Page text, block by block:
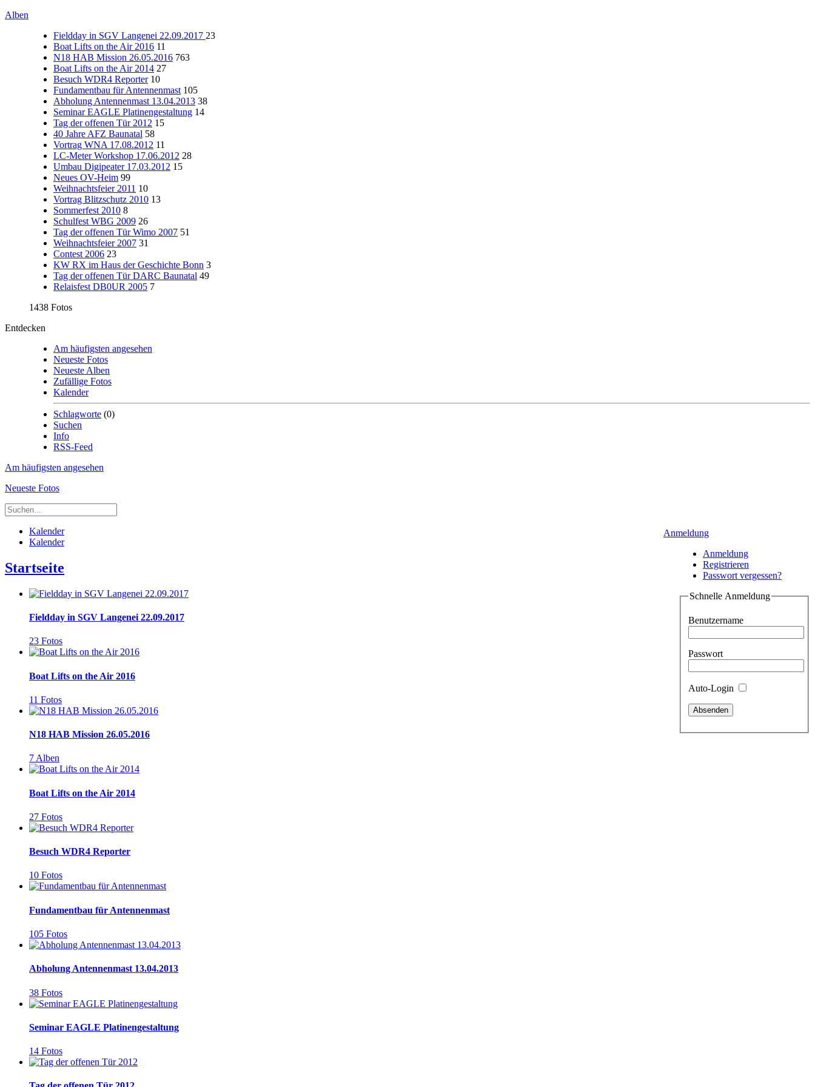
Alben
Fieldday in SGV Langenei 22.09.2017 23
Boat Lifts on the Air 2016 11
N18 HAB Mission 26.05.2016 763
Boat Lifts on the Air 2014 27
Besuch WDR4 Reporter 10
Fundamentbau für Antennenmast 105
Abholung Antennenmast 13.04.2013 38
Seminar EAGLE Platinengestaltung 14
Tag der offenen Tür 2012 15
40 Jahre AFZ Baunatal 58
Vortrag WNA 17.08.2012 11
LC-Meter Workshop 17.06.2012 28
Umbau Digipeater 17.03.2012 15
Neues OV-Heim 99
Weihnachtsfeier 2011 10
Vortrag Blitzschutz 2010 13
Sommerfest 2010 8
Schulfest WBG 2009 26
Tag der offenen Tür Wimo 2007 51
Weihnachtsfeier 2007 31
Contest 2006 23
KW RX im Haus der Geschichte Bonn 3
Tag der offenen Tür DARC Baunatal 49
Relaisfest DB0UR 2005 7
1438 Fotos
Entdecken
Am häufigsten angesehen
Neueste Fotos
Neueste Alben
Zufällige Fotos
Kalender
Schlagworte (0)
Suchen
Info
RSS-Feed
Am häufigsten angesehen
Neueste Fotos
Anmeldung
Anmeldung
Registrieren
Passwort vergessen?
Schnelle Anmeldung
Benutzername
Passwort
Auto-Login
Kalender
Kalender
Startseite
Fieldday in SGV Langenei 22.09.2017
23 Fotos
Boat Lifts on the Air 2016
11 Fotos
N18 HAB Mission 26.05.2016
7 Alben
Boat Lifts on the Air 2014
27 Fotos
Besuch WDR4 Reporter
10 Fotos
Fundamentbau für Antennenmast
105 Fotos
Abholung Antennenmast 13.04.2013
38 Fotos
Seminar EAGLE Platinengestaltung
14 Fotos